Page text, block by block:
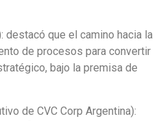
destacó que el camino hacia la
de procesos para convertir
bajo la premisa de
de CVC Corp Argentina):